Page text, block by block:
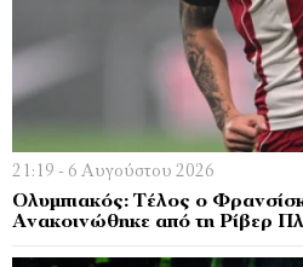
21:19 - 6 Αυγούστου 2026
Ολυμπιακός: Τέλος ο
Ανακοινώθηκε από τη Ρίβερ